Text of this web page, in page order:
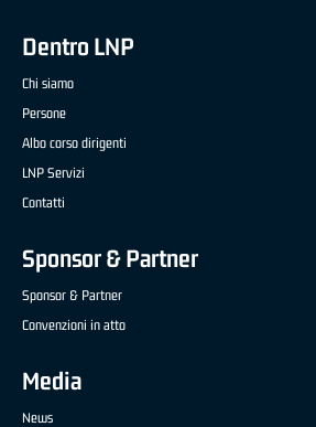
Dentro LNP
Chi siamo
Persone
Albo corso dirigenti
LNP Servizi
Contatti
Sponsor & Partner
Sponsor & Partner
Convenzioni in atto
Media
News